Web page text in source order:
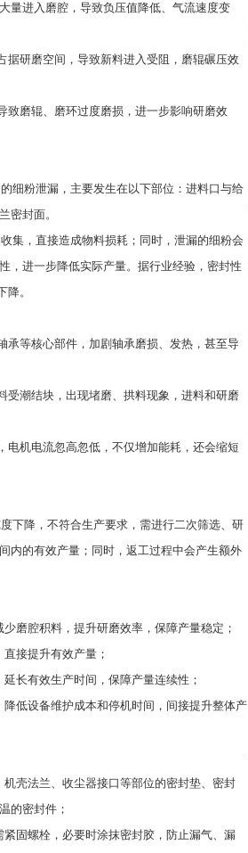
量进入磨腔，导致负压值降低、气流速度变
研磨空间，导致新料进入受阻，磨辊碾压效
磨辊、磨环过度磨损，进一步影响研磨效
粉泄漏，主要发生在以下部位：进料口与给
密封面。
，直接造成物料损耗；同时，泄漏的细粉会
，进一步降低实际产量。据行业经验，密封性
。
等核心部件，加剧轴承磨损、发热，甚至导
潮结块，出现堵磨、拱料现象，进料和研磨
机电流忽高忽低，不仅增加能耗，还会缩短
降，不符合生产要求，需进行二次筛选、研
内的有效产量；同时，返工过程中会产生额外
腔积料，提升研磨效率，保障产量稳定；
接提升有效产量；
长有效生产时间，保障产量连续性；
低设备维护成本和停机时间，间接提升整体产
壳法兰、收尘器接口等部位的密封垫、密封
的密封件；
固螺栓，必要时涂抹密封胶，防止漏气、漏